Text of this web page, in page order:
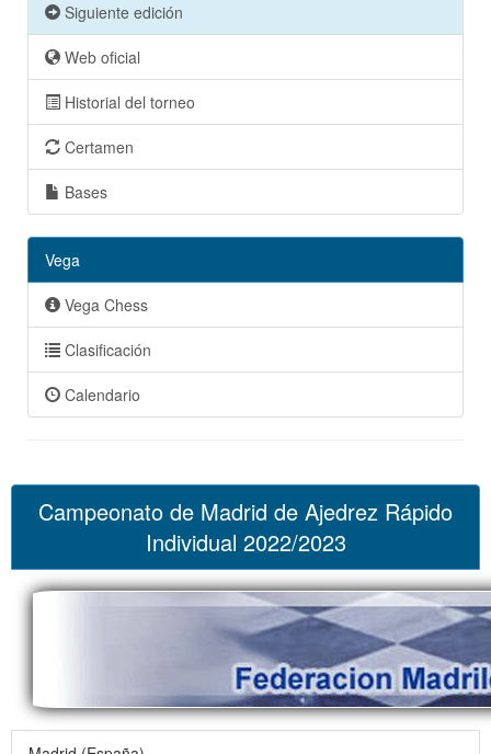
Siguiente edición
Web oficial
Historial del torneo
Certamen
Bases
Vega
Vega Chess
Clasificación
Calendario
Campeonato de Madrid de Ajedrez Rápido
Individual 2022/2023